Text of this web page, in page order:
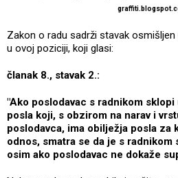
Zakon o radu sadrži stavak
u ovoj poziciji, koji glasi:
članak 8., stavak 2.:
"Ako poslodavac s radnikom
posla koji, s obzirom na narav i
poslodavca, ima obilježja posla za
odnos, smatra se da je s radnikom
osim ako poslodavac ne dokaže